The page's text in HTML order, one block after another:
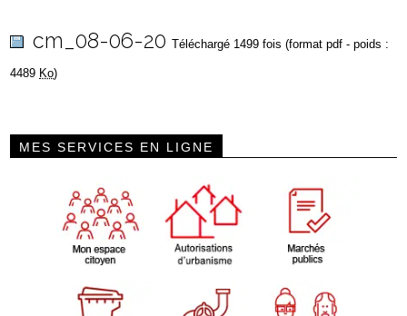
cm_08-06-20 Téléchargé 1499 fois (format pdf - poids :
4489 Ko)
MES SERVICES EN LIGNE